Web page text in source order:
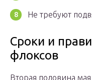
Не требуют
Сроки и
флоксов
Вторая половина